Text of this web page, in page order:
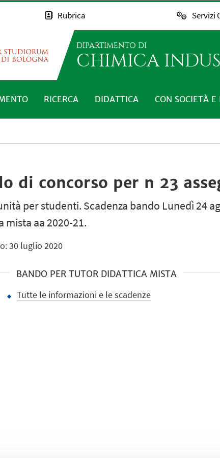
Rubrica Servizi
DIPARTIMENTO DI
CHIMICA
RICERCA DIDATTICA CON SOCIETÀ E
di concorso per n 23
per studenti. Scadenza bando Lunedì 24
mista aa 2020-21.
30 luglio 2020
BANDO PER TUTOR DIDATTICA MISTA
Tutte le informazioni e le scadenze